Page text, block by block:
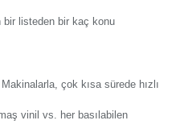
bir listeden bir kaç konu
çok kısa sürede hızlı
vinil vs. her basılabilen